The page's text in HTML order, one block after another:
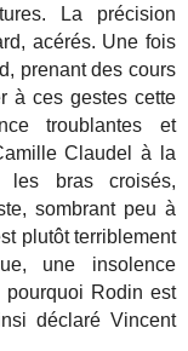
La précision
acérés. Une fois
prenant des cours
à ces gestes cette
troublantes et
Claudel à la
les bras croisés,
sombrant peu à
plutôt terriblement
une insolence
pourquoi Rodin est
déclaré Vincent